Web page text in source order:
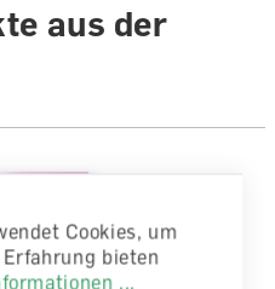
aus der
Cookies, um
bieten
...